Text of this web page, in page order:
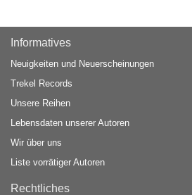
Informatives
Neuigkeiten und Neuerscheinungen
Trekel Records
Unsere Reihen
Lebensdaten unserer Autoren
Wir über uns
Liste vorrätiger Autoren
Rechtliches